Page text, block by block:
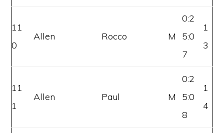
11
0
Allen Rocco M
0:2
5:0
7
1
3
11
1
Allen Paul M
0:2
5:0
8
1
4